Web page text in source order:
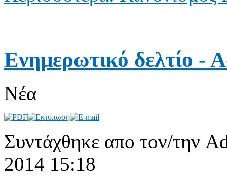
Ενημερωτικό δελτίο -
Νέα
Συντάχθηκε απο τον/την
2014 15:18